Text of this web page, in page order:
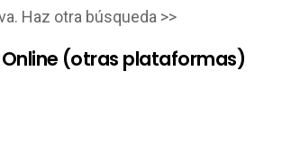
Haz otra búsqueda >>
(otras plataformas)